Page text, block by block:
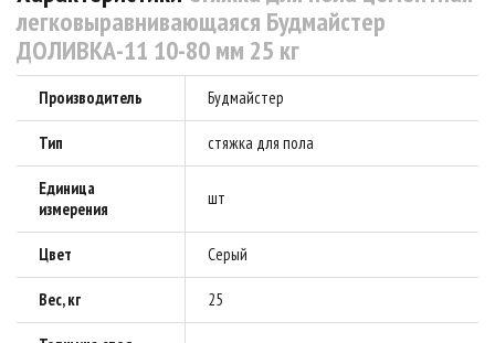
легковыравнивающаяся Будмайстер
ДОЛИВКА-11 10-80 мм 25 кг
Производитель Будмайстер
Тип стяжка для пола
Единица
измерения
шт
Цвет Серый
Вес, кг 25